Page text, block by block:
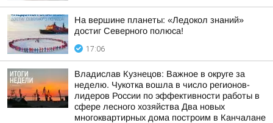
На вершине планеты: «Ледокол знаний»
достиг Северного полюса!
17:06
Владислав Кузнецов: Важное в округе за
неделю. Чукотка вошла в число регионов-
лидеров России по эффективности работы в
сфере лесного хозяйства Два новых
многоквартирных дома построим в Канчалане